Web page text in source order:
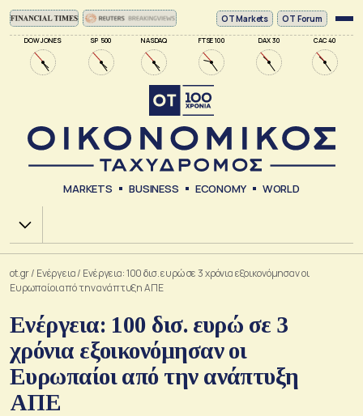
DOW JONES SP 500 NASDAQ FTSE 100 DAX 30 CAC 40
ΟΤ Markets OT Forum
MARKETS BUSINESS ECONOMY WORLD
Χ.Α.
ot.gr/ Ενέργεια/ Ενέργεια: 100 δισ. ευρώ σε 3 χρόνια εξοικονόμησαν οι
Ευρωπαίοι από την ανάπτυξη ΑΠΕ
Ενέργεια: 100 δισ. ευρώ σε 3
χρόνια εξοικονόμησαν οι
Ευρωπαίοι από την ανάπτυξη
ΑΠΕ